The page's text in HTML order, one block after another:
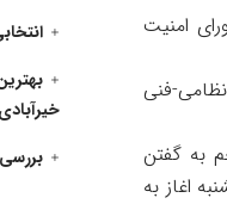
امنیت
فنی
درصد آرا برای بار پنجم به گفتن
از روز یکشنبه اغاز به
خیرآبادی